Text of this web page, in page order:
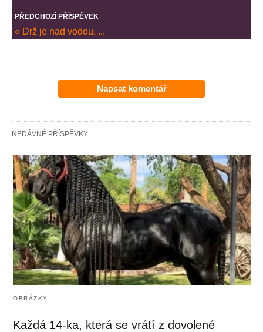
PŘEDCHOZÍ PŘÍSPĚVEK
« Drž je nad vodou, ...
Napsat komentář
NEDÁVNÉ PŘÍSPĚVKY
OBRÁZKY
Každá 14-ka, která se vrátí z dovolené